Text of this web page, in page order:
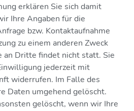
erklären Sie sich damit
Ihre Angaben für die
bzw. Kontaktaufnahme
zu einem anderen Zweck
an Dritte findet nicht statt. Sie
jederzeit mit
widerrufen. Im Falle des
Daten umgehend gelöscht.
gelöscht, wenn wir Ihre